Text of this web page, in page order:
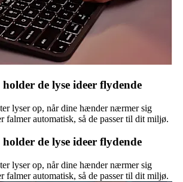
de lyse ideer flydende
lyser op, når dine hænder nærmer sig
falmer automatisk, så de passer til dit miljø.
de lyse ideer flydende
lyser op, når dine hænder nærmer sig
falmer automatisk, så de passer til dit miljø.